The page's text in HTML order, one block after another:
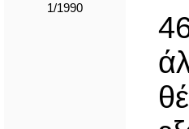
1/1990